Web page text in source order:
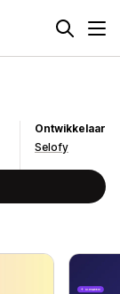
Ontwikkelaar
Selofy